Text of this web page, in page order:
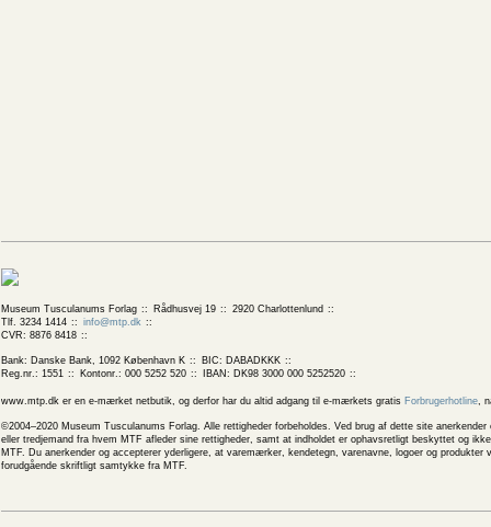
Museum Tusculanums Forlag Rådhusvej 19
2920 Charlottenlund
Tlf. 3234 1414
info@mtp.dk
CVR: 8876 8418
Bank: Danske Bank, 1092 København K
BIC: DABADKKK
Reg.nr.: 1551
Kontonr.: 000 5252 520 IBAN: DK98 3000 000 5252520
www.mtp.dk er en e-mærket netbutik, og derfor har du altid adgang til e-mærkets gratis Forbrugerhotline,
©2004–2020 Museum Tusculanums Forlag. Alle rettigheder forbeholdes. Ved brug af dette site
eller tredjemand fra hvem MTF afleder sine rettigheder, samt at indholdet er ophavsretligt beskyttet og
MTF. Du anerkender og accepterer yderligere, at varemærker, kendetegn, varenavne, logoer og
forudgående skriftligt samtykke fra MTF.